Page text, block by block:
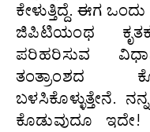
ಕೇಳುತ್ತಿದ್ದೆ. ಈಗ
ಜಿಪಿಟಿಯಂಥ ಕೃತಕ
ಪರಿಹರಿಸುವ
ತಂತ್ರಾಂಶದ
ಬಳಸಿಕೊಳ್ಳುತ್ತೇನೆ.
ಕೊಡುವುದೂ